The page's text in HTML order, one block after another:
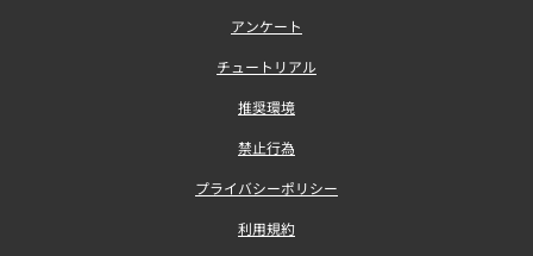
アンケート
チュートリアル
推奨環境
禁止行為
プライバシーポリシー
利用規約